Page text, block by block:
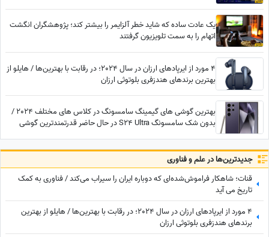
یک عادت ساده که شاید خطر آلزایمر را بیشتر کند؛ پژوهشگران انگشت
اتهام را به سمت تلویزیون گرفتند
4 مورد از ایرپادهای ارزان در سال 2024؛ در رقابت با بهترین‌ها / هایلو از
بهترین برندهای هندزفری بلوتوثی ارزان
بهترین گوشی های گیمینگ سامسونگ در کلاس های مختلف 2024 /
بدون شک سامسونگ S24 Ultra در حال حاضر قدرتمندترین گوشی
جدید‌ترین‌ها در علم و فناوری
قنات؛ شاهکار فراموش‌شده‌ای که دوباره ایران را سیراب می‌کند / فناوری به کمک
تاریخ می آید
4 مورد از ایرپادهای ارزان در سال 2024؛ در رقابت با بهترین‌ها / هایلو از بهترین
برندهای هندزفری بلوتوثی ارزان